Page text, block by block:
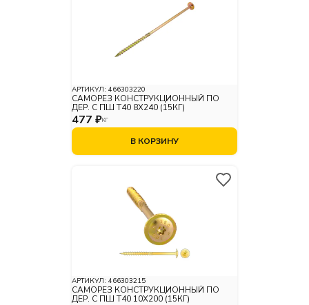
АРТИКУЛ: 466303220
САМОРЕЗ КОНСТРУКЦИОННЫЙ ПО
ДЕР. С ПШ Т40 8Х240 (15КГ)
477 ₽КГ
В КОРЗИНУ
АРТИКУЛ: 466303215
САМОРЕЗ КОНСТРУКЦИОННЫЙ ПО
ДЕР. С ПШ Т40 10Х200 (15КГ)